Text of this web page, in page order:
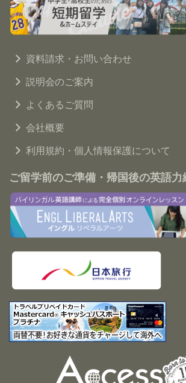
資料請求・お問い合わせ
説明会のご案内
よくあるご質問
会社概要
利用規約・個人情報保護について
ご留学前のご準備・帰国後の英語力